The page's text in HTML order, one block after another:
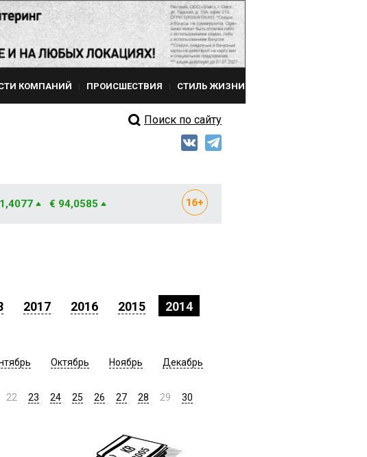
КОМПАНИЙ ПРОИСШЕСТВИЯ СТИЛЬ ЖИЗНИ
Поиск по сайту
€ 94,0585
2017 2016 2015
2014
Октябрь Ноябрь Декабрь
22 23 24 25 26 27 28 29 30